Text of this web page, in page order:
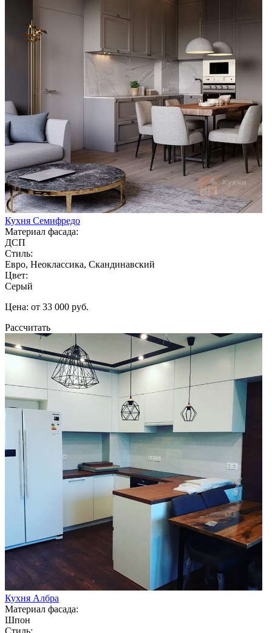
Кухня Семифредо
Материал фасада:
ДСП
Стиль:
Евро, Неоклассика, Скандинавский
Цвет:
Серый
Цена: от 33 000 руб.
Рассчитать
Кухня Албра
Материал фасада:
Шпон
Стиль: